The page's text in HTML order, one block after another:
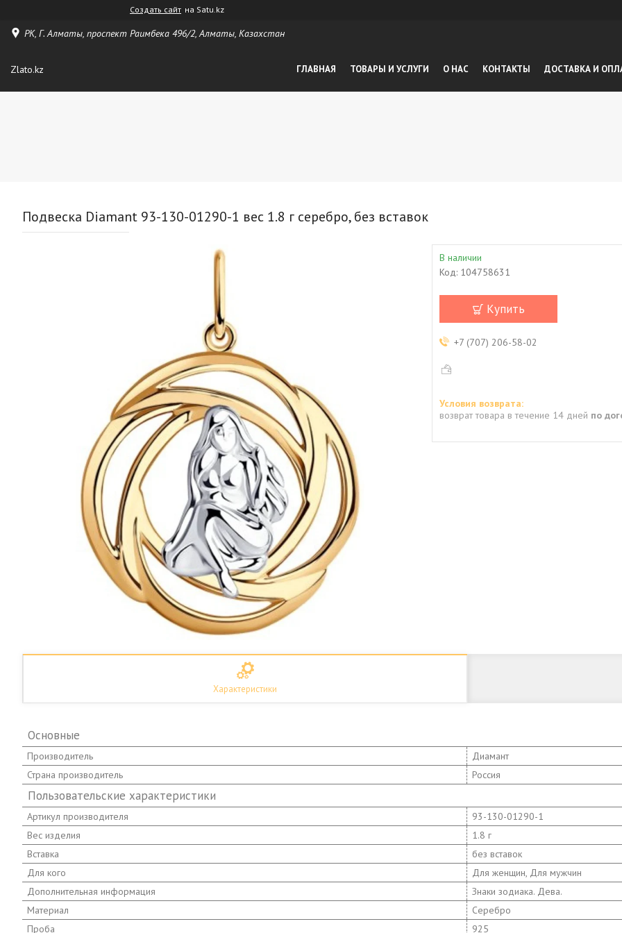
Создать сайт на Satu.kz
РК, Г. Алматы, проспект Раимбека 496/2, Алматы, Казахстан
Zlato.kz ГЛАВНАЯ ТОВАРЫ И УСЛУГИ О НАС КОНТАКТЫ ДОСТАВКА И
Подвеска Diamant 93-130-01290-1 вес 1.8 г серебро, без вставок
В наличии
Код: 104758631
Купить
+7 (707) 206-58-02
возврат товара в течение 14 дней по
Характеристики
Основные
Производитель
Диамант
Страна производитель
Россия
Пользовательские характеристики
Артикул производителя
93-130-01290-1
Вес изделия
1.8 г
Вставка
без вставок
Для кого
Для женщин, Для мужчин
Дополнительная информация
Знаки зодиака. Дева.
Материал
Серебро
Проба
925